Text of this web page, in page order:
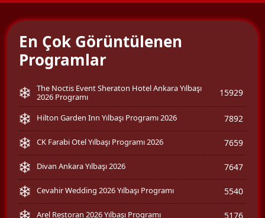
En Çok Görüntülenen
Programlar
The Noctis Event Sheraton Hotel Ankara Yılbaşı
2026 Programı
15929
Hilton Garden Inn Yılbaşı Programı 2026 7892
CK Farabi Otel Yılbaşı Programı 2026 7659
Divan Ankara Yılbaşı 2026 7647
Cevahir Wedding 2026 Yılbaşı Programı 5540
Arel Restoran 2026 Yılbaşı Programı 5176